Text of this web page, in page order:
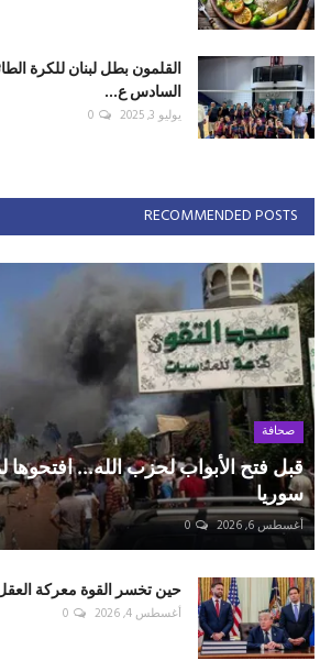
القلمون بطل لبنان للكرة
السادس ع...
يوليو 3, 2025 0
RECOMMENDED POSTS
صحافة
قبل فتح الأبواب لحزب الله...
سوريا
أغسطس 6, 2026 0
حين تخسر القوة معركة
أغسطس 4, 2026 0